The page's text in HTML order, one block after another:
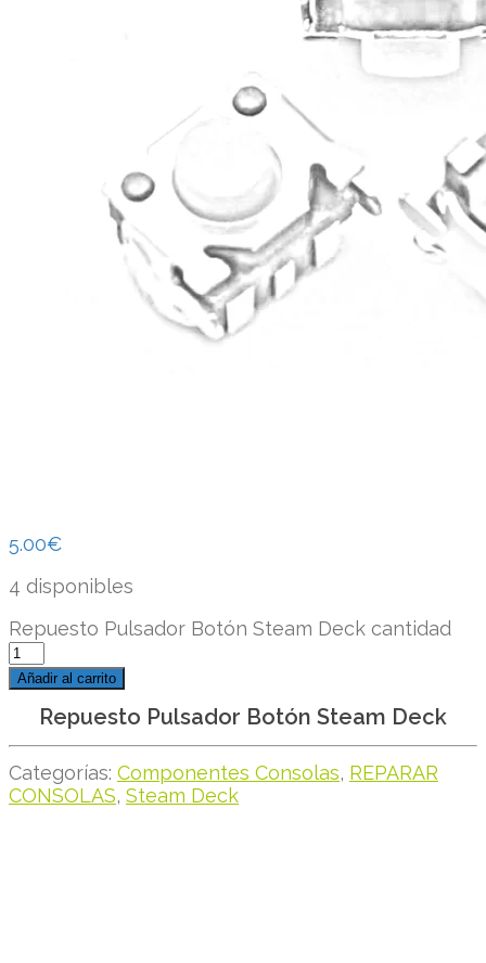
5.00€
4 disponibles
Repuesto Pulsador Botón Steam Deck cantidad
Añadir al carrito
Repuesto Pulsador Botón Steam Deck
Categorías: Componentes Consolas, REPARAR
CONSOLAS, Steam Deck